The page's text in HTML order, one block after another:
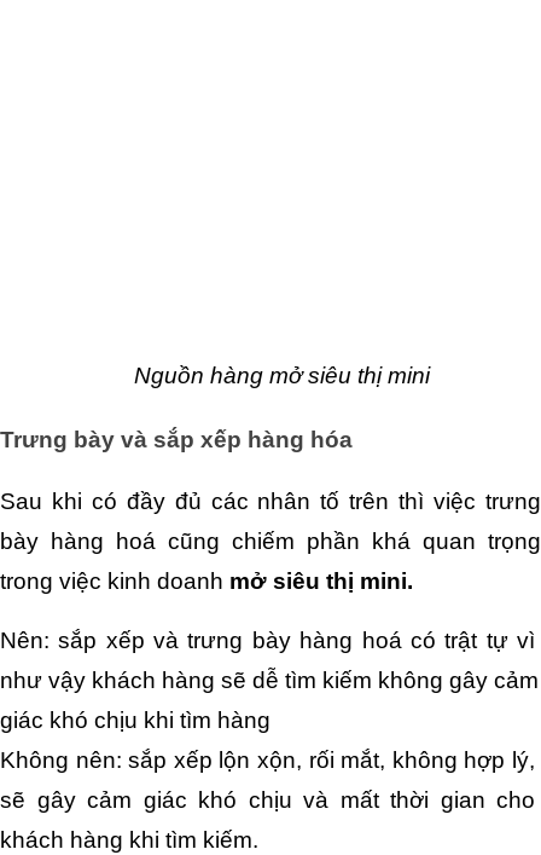
Nguồn hàng mở siêu thị mini
Trưng bày và sắp xếp hàng hóa
Sau khi có đầy đủ các nhân tố trên thì việc trưng
bày hàng hoá cũng chiếm phần khá quan trọng
trong việc kinh doanh mở siêu thị mini.
Nên: sắp xếp và trưng bày hàng hoá có trật tự vì
như vậy khách hàng sẽ dễ tìm kiếm không gây cảm
giác khó chịu khi tìm hàng
Không nên: sắp xếp lộn xộn, rối mắt, không hợp lý,
sẽ gây cảm giác khó chịu và mất thời gian cho
khách hàng khi tìm kiếm.